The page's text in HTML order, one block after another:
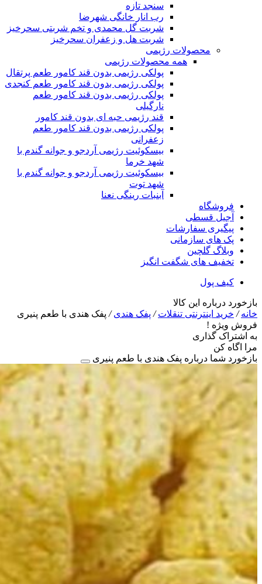
سنجد تازه
رب انار خانگی شهرضا
شربت گل محمدی و تخم شربتی سحرخیز
شربت هل و زعفران سحرخیز
محصولات رژیمی
همه محصولات رژیمی
پولکی رژیمی بدون قند کامور طعم پرتقال
پولکی رژیمی بدون قند کامور طعم کنجدی
پولکی رژیمی بدون قند کامور طعم
نارگیلی
قند رژیمی حبه ای بدون قند کامور
پولکی رژیمی بدون قند کامور طعم
زعفرانی
بيسکوئيت رژیمی آردجو و جوانه گندم با
شهد خرما
بيسکوئيت رژیمی آردجو و جوانه گندم با
شهد توت
آبنبات رینگی نعنا
فروشگاه
آجیل قسطی
پیگیری سفارشات
پک های سازمانی
وبلاگ گلچین
تخفیف های شگفت انگیز
کیف پول
بازخورد درباره این کالا
خانه/ خرید اینترنتی تنقلات/ پفک هندی/ پفک هندی با طعم پنیری
فروش ویژه !
به اشتراک گذاری
مرا اگاه کن
بازخورد شما درباره پفک هندی با طعم پنیری